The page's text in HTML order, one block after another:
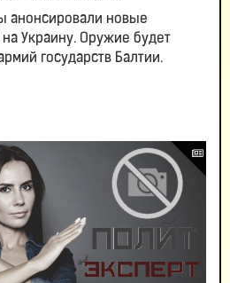
анонсировали новые
Украину. Оружие будет
государств Балтии.